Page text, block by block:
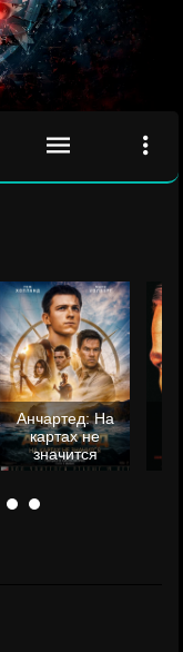
Анчартед: На
картах не
значится